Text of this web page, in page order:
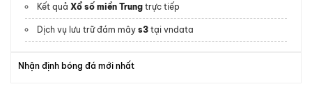
Kết quả Xổ số miền Trung trực tiếp
Dịch vụ lưu trữ đám mây s3 tại vndata
Nhận định bóng đá mới nhất